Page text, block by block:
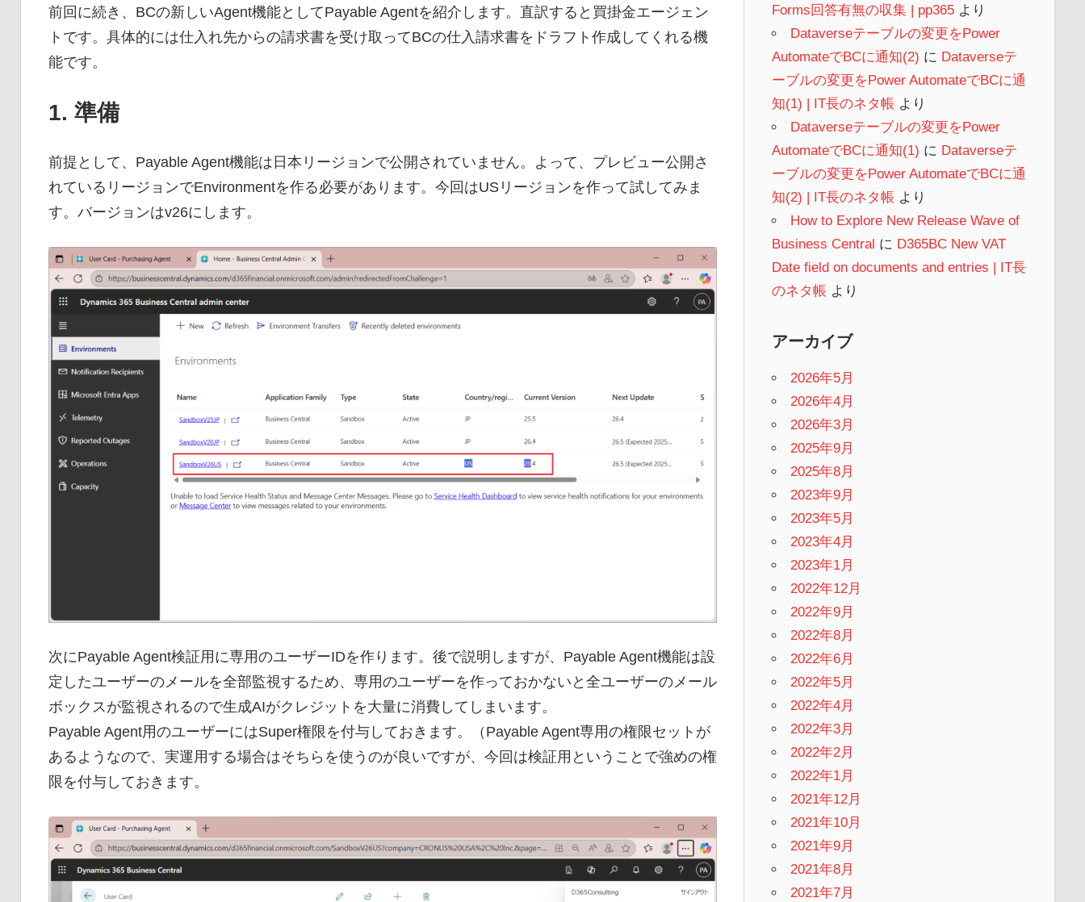
前回に続き、BCの新しいAgent機能としてPayable Agentを紹介します。直訳すると買掛金エージェン
トです。具体的には仕入れ先からの請求書を受け取ってBCの仕入請求書をドラフト作成してくれる機
能です。
1. 準備
前提として、Payable Agent機能は日本リージョンで公開されていません。よって、プレビュー公開さ
れているリージョンでEnvironmentを作る必要があります。今回はUSリージョンを作って試してみま
す。バージョンはv26にします。
次にPayable Agent検証用に専用のユーザーIDを作ります。後で説明しますが、Payable Agent機能は設
定したユーザーのメールを全部監視するため、専用のユーザーを作っておかないと全ユーザーのメール
ボックスが監視されるので生成AIがクレジットを大量に消費してしまいます。
Payable Agent用のユーザーにはSuper権限を付与しておきます。（Payable Agent専用の権限セットが
あるようなので、実運用する場合はそちらを使うのが良いですが、今回は検証用ということで強めの権
限を付与しておきます。
Forms回答有無の収集 | pp365より
Dataverseテーブルの変更をPower
AutomateでBCに通知(2) に Dataverseテ
ーブルの変更をPower AutomateでBCに通
知(1) | IT長のネタ帳 より
Dataverseテーブルの変更をPower
AutomateでBCに通知(1) に Dataverseテ
ーブルの変更をPower AutomateでBCに通
知(2) | IT長のネタ帳 より
How to Explore New Release Wave of
Business Central に D365BC New VAT
Date field on documents and entries | IT長
のネタ帳 より
アーカイブ
2026年5月
2026年4月
2026年3月
2025年9月
2025年8月
2023年9月
2023年5月
2023年4月
2023年1月
2022年12月
2022年9月
2022年8月
2022年6月
2022年5月
2022年4月
2022年3月
2022年2月
2022年1月
2021年12月
2021年10月
2021年9月
2021年8月
2021年7月